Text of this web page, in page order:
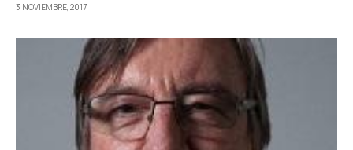
3 NOVIEMBRE, 2017